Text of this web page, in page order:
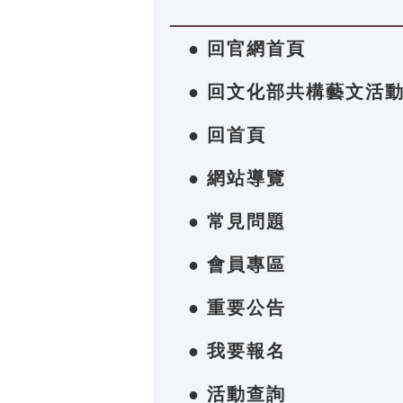
● 回官網首頁
● 回文化部共構藝文活
● 回首頁
● 網站導覽
● 常見問題
● 會員專區
● 重要公告
● 我要報名
● 活動查詢